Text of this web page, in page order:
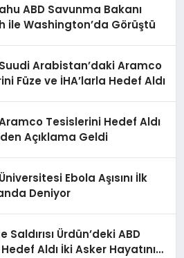
ABD Savunma Bakanı
ile Washington’da Görüştü
Arabistan’daki Aramco
Füze ve İHA’larla Hedef Aldı
Tesislerini Hedef Aldı
Açıklama Geldi
Ebola Aşısını İlk
Deniyor
Saldırısı Ürdün’deki ABD
Aldı İki Asker Hayatını